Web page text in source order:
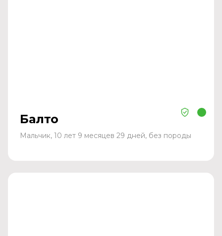
Балто
Мальчик, 10 лет 9 месяцев 29 дней, без породы